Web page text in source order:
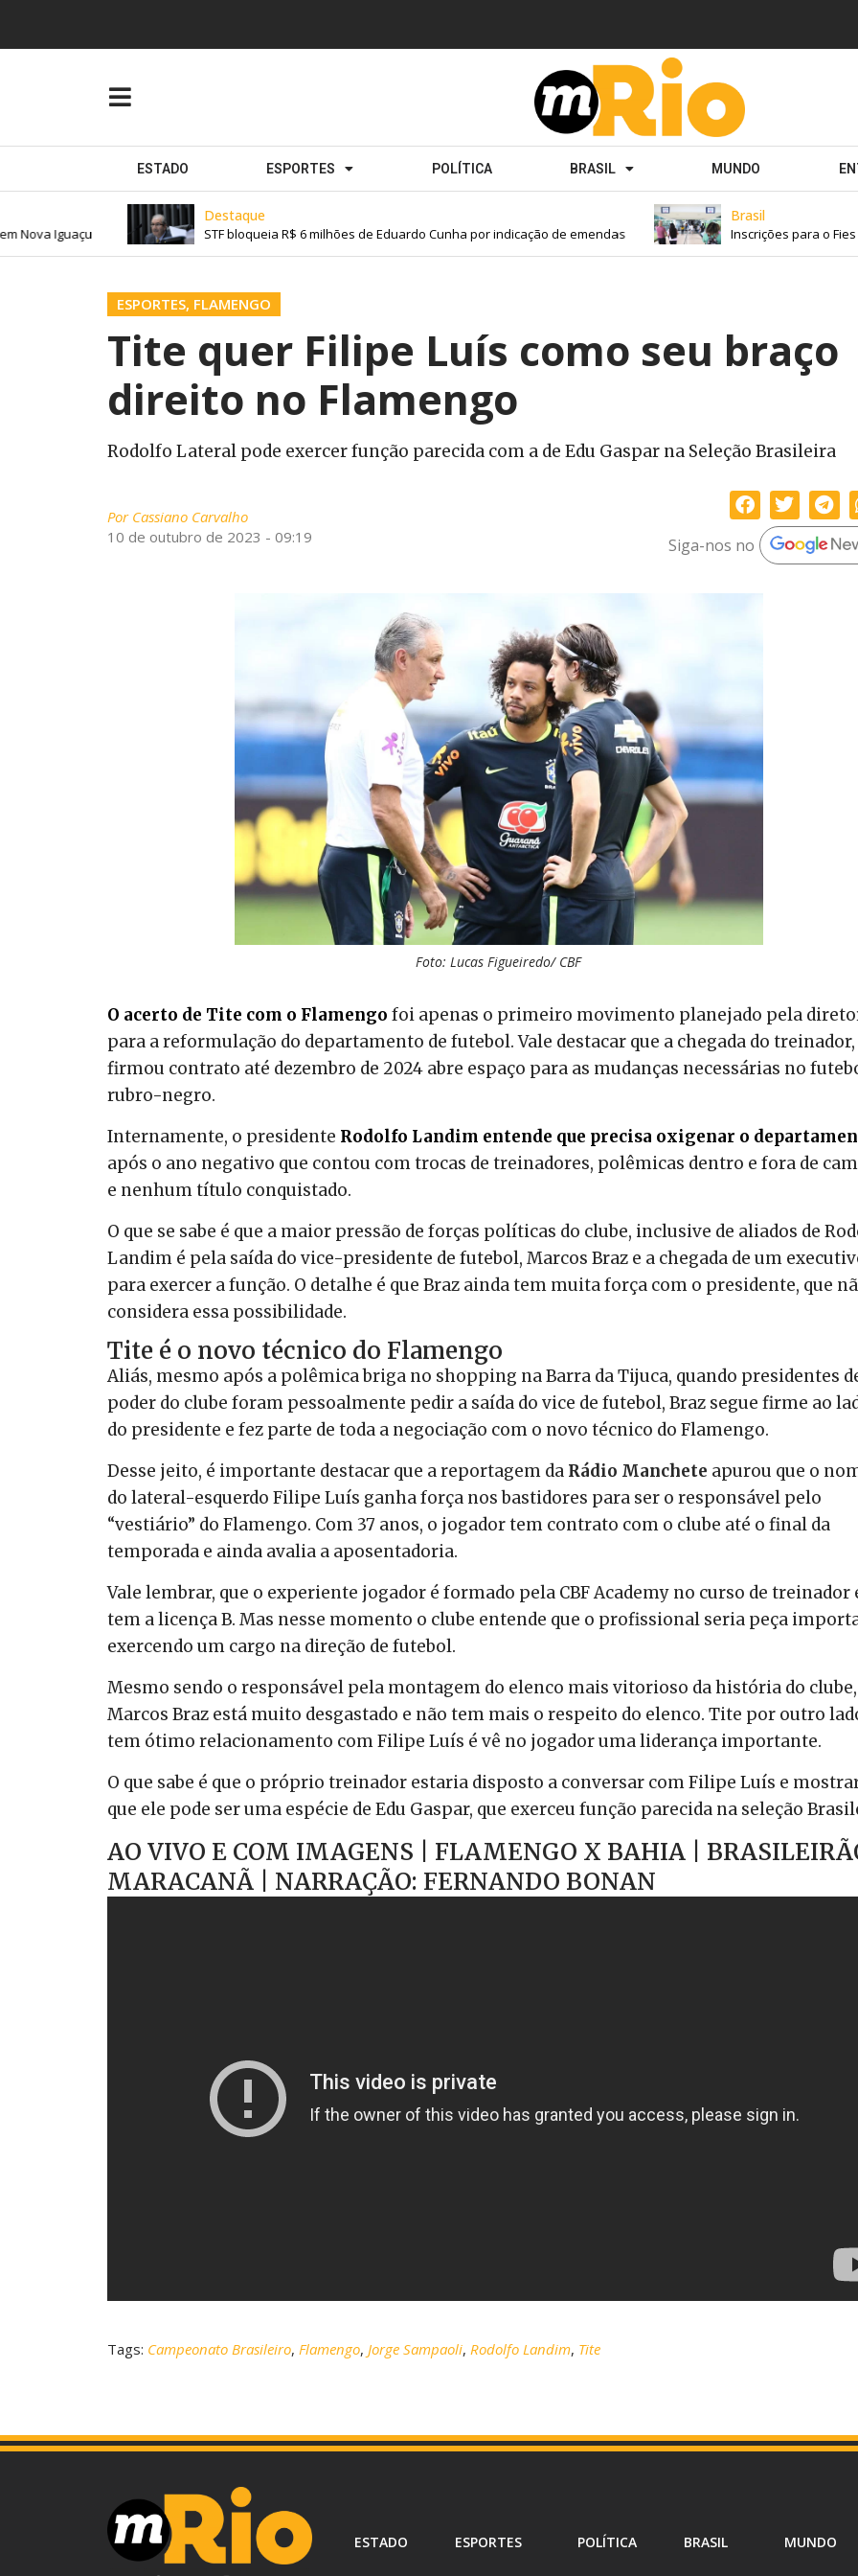
ESTADO ESPORTES POLÍTICA BRASIL MUNDO
Destaque
STF bloqueia R$ 6 milhões de Eduardo Cunha por indicação de emendas
Brasil
Inscrições para o Fies do
Iguaçu
ESPORTES, FLAMENGO
Tite quer Filipe Luís como seu braço
direito no Flamengo
Rodolfo Lateral pode exercer função parecida com a de Edu Gaspar na Seleção Brasileira
PorCassiano Carvalho
10 de outubro de 2023 - 09:19
Siga-nos no
Foto: Lucas Figueiredo/ CBF
O acerto de Tite com o Flamengo foi apenas o primeiro movimento planejado pela
para a reformulação do departamento de futebol. Vale destacar que a chegada do treinador,
firmou contrato até dezembro de 2024 abre espaço para as mudanças necessárias no
rubro-negro.
Internamente, o presidente Rodolfo Landim entende que precisa oxigenar o
após o ano negativo que contou com trocas de treinadores, polêmicas dentro e fora de
e nenhum título conquistado.
O que se sabe é que a maior pressão de forças políticas do clube, inclusive de aliados de
Landim é pela saída do vice-presidente de futebol, Marcos Braz e a chegada de um
para exercer a função. O detalhe é que Braz ainda tem muita força com o presidente, que
considera essa possibilidade.
Tite é o novo técnico do Flamengo
Aliás, mesmo após a polêmica briga no shopping na Barra da Tijuca, quando presidentes
poder do clube foram pessoalmente pedir a saída do vice de futebol, Braz segue firme ao
do presidente e fez parte de toda a negociação com o novo técnico do Flamengo.
Desse jeito, é importante destacar que a reportagem da Rádio Manchete apurou que o
do lateral-esquerdo Filipe Luís ganha força nos bastidores para ser o responsável pelo
“vestiário” do Flamengo. Com 37 anos, o jogador tem contrato com o clube até o final da
temporada e ainda avalia a aposentadoria.
Vale lembrar, que o experiente jogador é formado pela CBF Academy no curso de treinador
tem a licença B. Mas nesse momento o clube entende que o profissional seria peça
exercendo um cargo na direção de futebol.
Mesmo sendo o responsável pela montagem do elenco mais vitorioso da história do clube,
Marcos Braz está muito desgastado e não tem mais o respeito do elenco. Tite por outro
tem ótimo relacionamento com Filipe Luís é vê no jogador uma liderança importante.
O que sabe é que o próprio treinador estaria disposto a conversar com Filipe Luís e
que ele pode ser uma espécie de Edu Gaspar, que exerceu função parecida na seleção
AO VIVO E COM IMAGENS | FLAMENGO X BAHIA |
MARACANÃ | NARRAÇÃO: FERNANDO BONAN
Tags: Campeonato Brasileiro, Flamengo, Jorge Sampaoli, Rodolfo Landim, Tite
ESTADO ESPORTES POLÍTICA BRASIL MUNDO